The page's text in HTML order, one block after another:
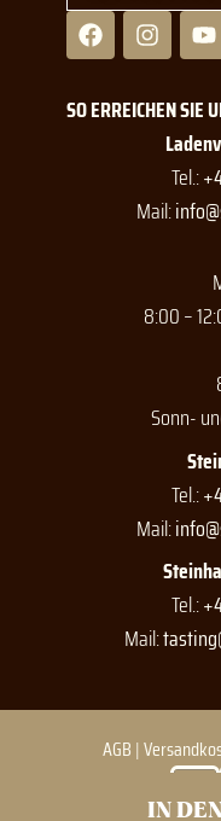
IN
F
a
c
e
b
I
n
s
t
a
m
Y
o
u
t
u
b
e
SO ERREICHEN SIE
Tel.:
Mail:
8:00 –
Sonn-
Tel.:
Mail:
Tel.:
Mail:
AGB |